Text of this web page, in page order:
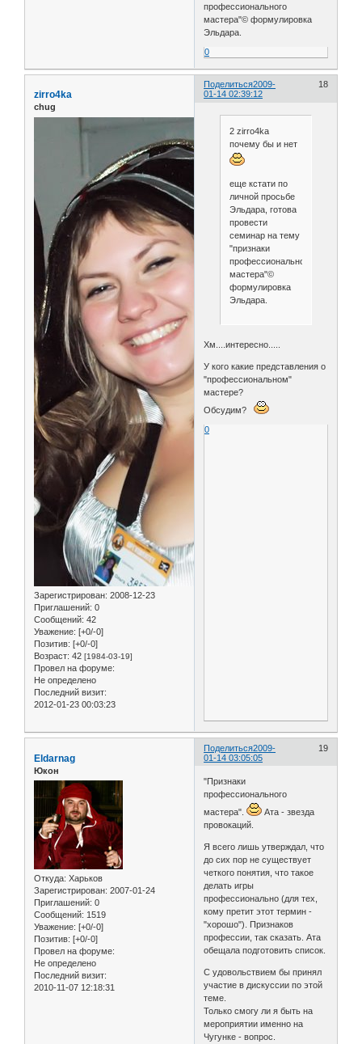
профессионального
мастера"© формулировка
Эльдара.
0
Поделиться 18
2009-
01-14 02:39:12
zirro4ka
chug
Зарегистрирован: 2008-12-23
Приглашений: 0
Сообщений: 42
Уважение: [+0/-0]
Позитив: [+0/-0]
Возраст: 42 [1984-03-19]
Провел на форуме:
Не определено
Последний визит:
2012-01-23 00:03:23
2 zirro4ka
почему бы и нет
еще кстати по
личной просьбе
Эльдара, готова
провести
семинар на тему
"признаки
профессионального
мастера"©
формулировка
Эльдара.
Хм....интересно.....
У кого какие представления о
"профессиональном"
мастере?
Обсудим?
0
Поделиться 19
2009-
01-14 03:05:05
Eldarnag
Юкон
Откуда: Харьков
Зарегистрирован: 2007-01-24
Приглашений: 0
Сообщений: 1519
Уважение: [+0/-0]
Позитив: [+0/-0]
Провел на форуме:
Не определено
Последний визит:
2010-11-07 12:18:31
"Признаки
профессионального
мастера".
Ата - звезда
провокаций.
Я всего лишь утверждал, что
до сих пор не существует
четкого понятия, что такое
делать игры
профессионально (для тех,
кому претит этот термин -
"хорошо"). Признаков
профессии, так сказать. Ата
обещала подготовить список.
С удовольствием бы принял
участие в дискуссии по этой
теме.
Только смогу ли я быть на
мероприятии именно на
Чугунке - вопрос.